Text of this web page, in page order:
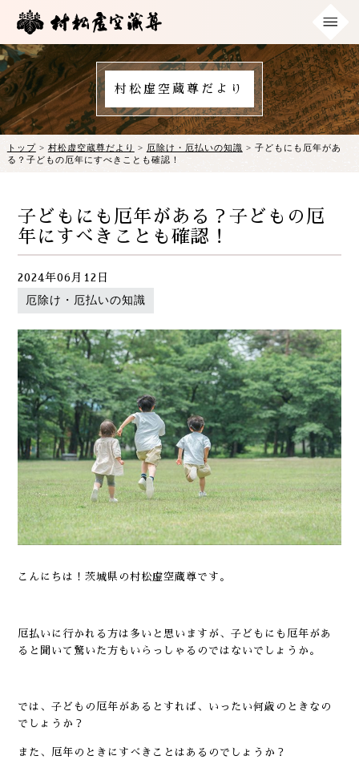
村松虚空蔵尊だより
トップ> 村松虚空蔵尊だより > 厄除け・厄払いの知識 > 子どもにも厄年があ
る？子どもの厄年にすべきことも確認！
子どもにも厄年がある？子どもの厄
年にすべきことも確認！
2024年06月12日
厄除け・厄払いの知識
こんにちは！茨城県の村松虚空蔵尊です。
厄払いに行かれる方は多いと思いますが、子どもにも厄年があ
ると聞いて驚いた方もいらっしゃるのではないでしょうか。
では、子どもの厄年があるとすれば、いったい何歳のときなの
でしょうか？
また、厄年のときにすべきことはあるのでしょうか？